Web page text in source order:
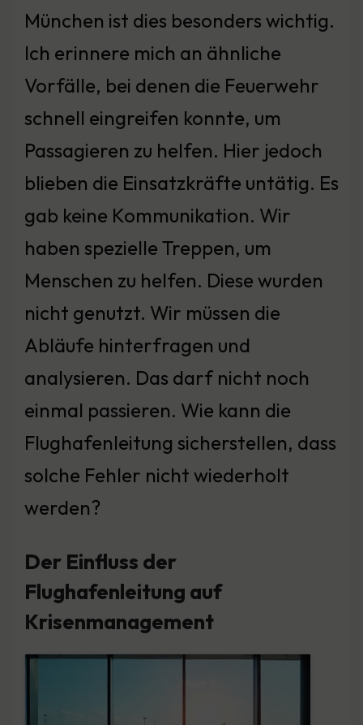
München ist dies besonders wichtig.
Ich erinnere mich an ähnliche
Vorfälle, bei denen die Feuerwehr
schnell eingreifen konnte, um
Passagieren zu helfen. Hier jedoch
blieben die Einsatzkräfte untätig. Es
gab keine Kommunikation. Wir
haben spezielle Treppen, um
Menschen zu helfen. Diese wurden
nicht genutzt. Wir müssen die
Abläufe hinterfragen und
analysieren. Das darf nicht noch
einmal passieren. Wie kann die
Flughafenleitung sicherstellen, dass
solche Fehler nicht wiederholt
werden?
Der Einfluss der
Flughafenleitung auf
Krisenmanagement